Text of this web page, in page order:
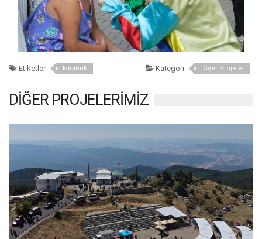
Etiketler karabük Kategori Diğer Projeler
DİĞER PROJELERİMİZ